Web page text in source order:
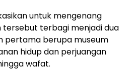
untuk mengenang
tersebut terbagi menjadi dua
pertama berupa museum
hidup dan perjuangan
wafat.